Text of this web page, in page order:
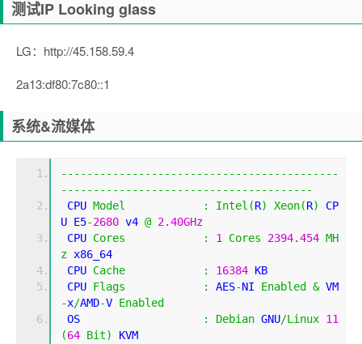
测试IP Looking glass
LG：http://45.158.59.4
2a13:df80:7c80::1
系统&流媒体
-------------------------------------------
---------------------------------------
CPU Model : Intel (R) Xeon(R)
CP
U E5-2680 v4 @ 2.40GHz
CPU Cores : 1 Cores 2394.454 MH
z x86_64
CPU Cache : 16384 KB
CPU Flags : AES-NI Enabled & VM
-x/AMD-V Enabled
OS
: Debian GNU/Linux 11
(64 Bit)
KVM